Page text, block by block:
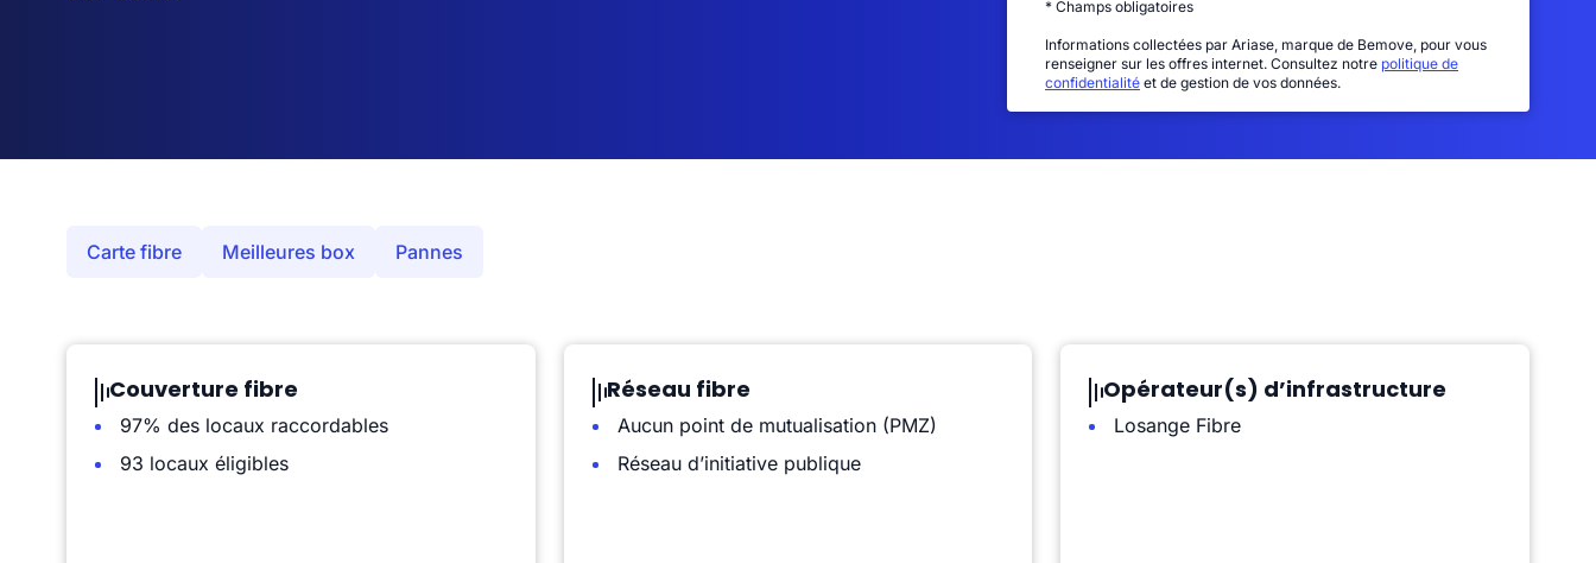
* Champs obligatoires
Informations collectées par Ariase, marque de Bemove, pour vous
renseigner sur les offres internet. Consultez notre politique de
confidentialité et de gestion de vos données.
Carte fibre Meilleures box Pannes
Couverture fibre
97% des locaux raccordables
93 locaux éligibles
Réseau fibre
Aucun point de mutualisation (PMZ)
Réseau d’initiative publique
Opérateur(s) d’infrastructure
Losange Fibre